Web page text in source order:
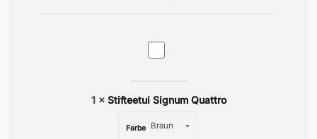
1× Stifteetui Signum Quattro
Farbe